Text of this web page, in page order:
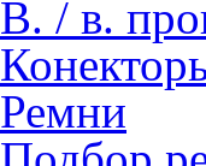
В. / в.
Ремни